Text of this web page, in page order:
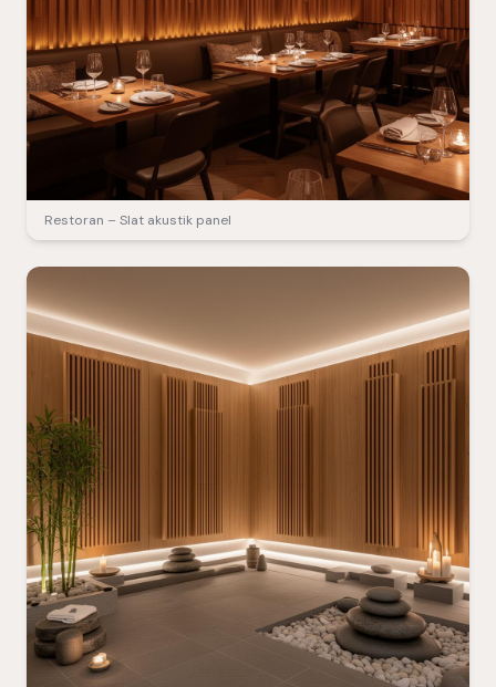
Restoran – Slat akustik panel